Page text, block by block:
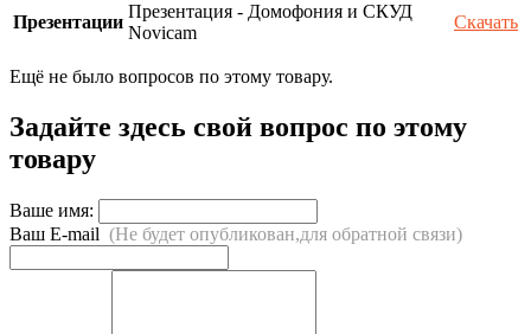
Презентации
Презентация - Домофония и СКУД
Novicam
Скачать
Ещё не было вопросов по этому товару.
Задайте здесь свой вопрос по этому
товару
Ваше имя:
Ваш E-mail (Не будет опубликован,для обратной связи)